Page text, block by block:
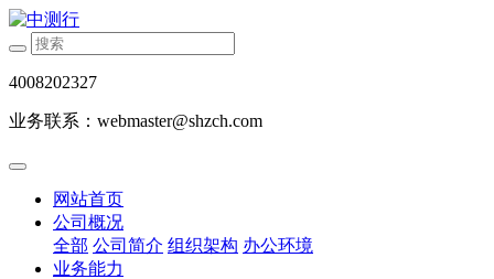
4008202327
业务联系：webmaster@shzch.com
网站首页
公司概况
全部 公司简介 组织架构 办公环境
业务能力